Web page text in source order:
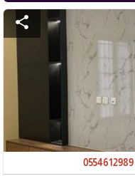
share